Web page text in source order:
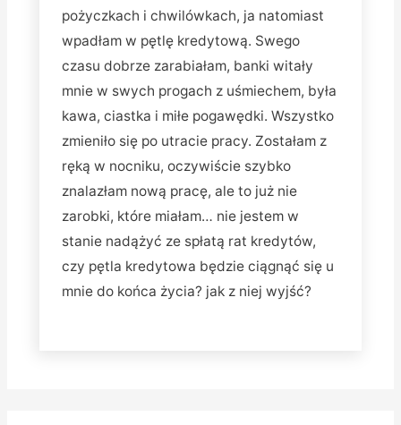
pożyczkach i chwilówkach, ja natomiast
wpadłam w pętlę kredytową. Swego
czasu dobrze zarabiałam, banki witały
mnie w swych progach z uśmiechem, była
kawa, ciastka i miłe pogawędki. Wszystko
zmieniło się po utracie pracy. Zostałam z
ręką w nocniku, oczywiście szybko
znalazłam nową pracę, ale to już nie
zarobki, które miałam… nie jestem w
stanie nadążyć ze spłatą rat kredytów,
czy pętla kredytowa będzie ciągnąć się u
mnie do końca życia? jak z niej wyjść?